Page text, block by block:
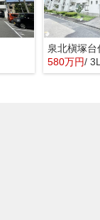
泉北槇塚
580万円/